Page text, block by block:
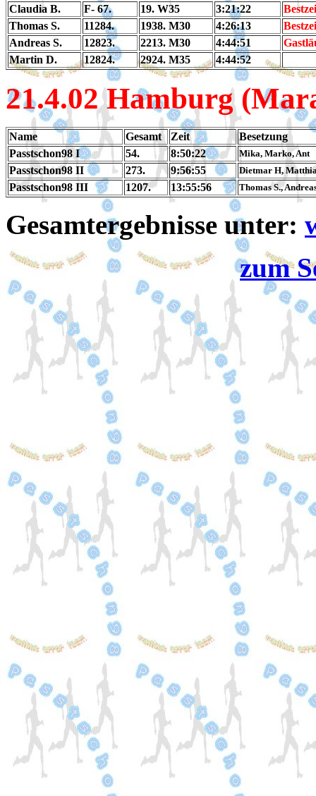
Claudia B.
F- 67. 19. W35 3:21:22
Thomas S.
11284. 1938. M30 4:26:13
Andreas S.
12823. 2213. M30 4:44:51
Martin D.
12824. 2924. M35 4:44:52
21.4.02 Hamburg
Name Gesamt Zeit
Besetzung
Passtschon98 I
54. 8:50:22 Mika, Marko, Ant
Passtschon98 II 273. 9:56:55 Dietmar H,
Passtschon98 III 1207. 13:55:56 Thomas S.,
Gesamtergebnisse unter:
zum